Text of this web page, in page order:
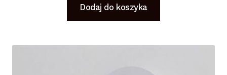
Dodaj do koszyka